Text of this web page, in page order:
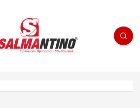
- medios/noticias/editorial